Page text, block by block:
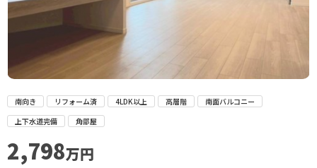
南向き リフォーム済 4LDK以上 高層階
南面バルコニー
上下水道完備
角部屋
2,798万円